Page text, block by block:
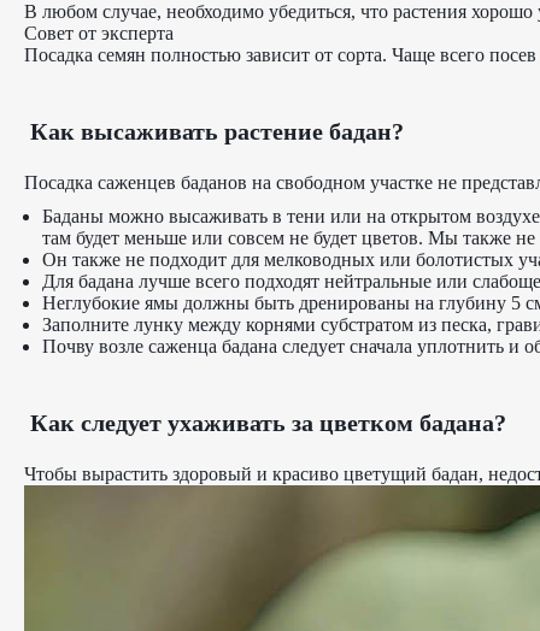
В любом случае, необходимо убедиться, что растения
Совет от эксперта
Посадка семян полностью зависит от сорта. Чаще всего
Как высаживать растение бадан?
Посадка саженцев баданов на свободном участке не
Баданы можно высаживать в тени или на открытом
там будет меньше или совсем не будет цветов. Мы также
Он также не подходит для мелководных или болотистых
Для бадана лучше всего подходят нейтральные или
Неглубокие ямы должны быть дренированы на глубину 5
Заполните лунку между корнями субстратом из песка,
Почву возле саженца бадана следует сначала уплотнить и
Как следует ухаживать за цветком бадана?
Чтобы вырастить здоровый и красиво цветущий бадан,